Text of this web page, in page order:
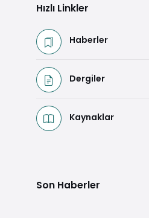
Hızlı Linkler
Haberler
Dergiler
Kaynaklar
Son Haberler